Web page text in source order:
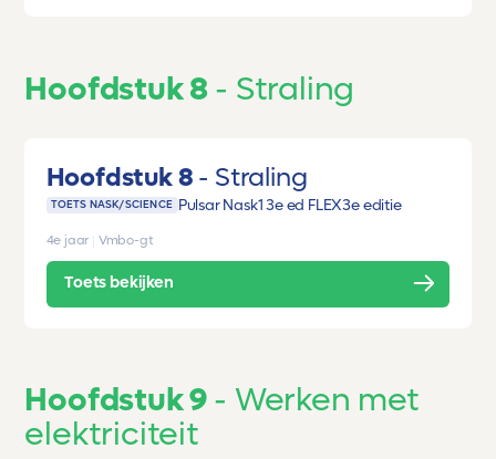
Hoofdstuk 8 Straling
Hoofdstuk 8 Straling
TOETS NASK/SCIENCE Pulsar Nask1 3e ed FLEX3e editie
4e jaar Vmbo-gt
Toets bekijken
Hoofdstuk 9
Werken met
elektriciteit